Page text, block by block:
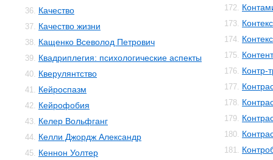
36. Качество
37. Качество жизни
38. Кащенко Всеволод Петрович
39. Квадриплегия: психологические аспекты
40. Кверулянтство
41. Кейроспазм
42. Кейрофобия
43. Келер Вольфганг
44. Келли Джордж Александр
45. Кеннон Уолтер
172.
173.
174.
175.
176. Контр-
177.
178.
179.
180.
181.